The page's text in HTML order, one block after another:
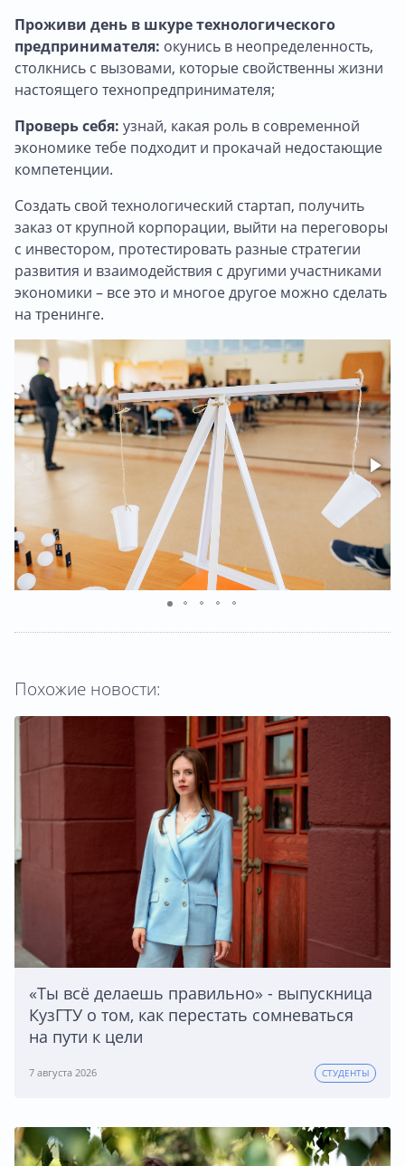
Проживи день в шкуре технологического
предпринимателя: окунись в неопределенность,
столкнись с вызовами, которые свойственны жизни
настоящего технопредпринимателя;
Проверь себя: узнай, какая роль в современной
экономике тебе подходит и прокачай недостающие
компетенции.
Создать свой технологический стартап, получить
заказ от крупной корпорации, выйти на переговоры
с инвестором, протестировать разные стратегии
развития и взаимодействия с другими участниками
экономики – все это и многое другое можно сделать
на тренинге.
Похожие новости:
«Ты всё делаешь правильно» - выпускница
КузГТУ о том, как перестать сомневаться
на пути к цели
7 августа 2026 СТУДЕНТЫ